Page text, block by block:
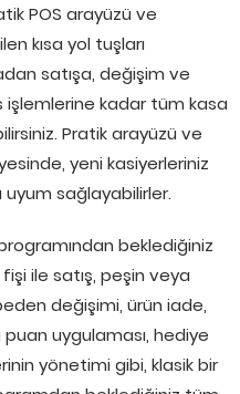
POS arayüzü ve
kısa yol tuşları
satışa, değişim ve
işlemlerine kadar tüm kasa
Pratik arayüzü ve
yeni kasiyerleriniz
uyum sağlayabilirler.
beklediğiniz
ile satış, peşin veya
değişimi, ürün iade,
uygulaması, hediye
yönetimi gibi, klasik bir